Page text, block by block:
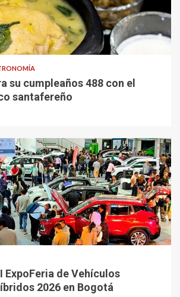
su cumpleaños 488 con el
santafereño
ExpoFeria de Vehículos
2026 en Bogotá